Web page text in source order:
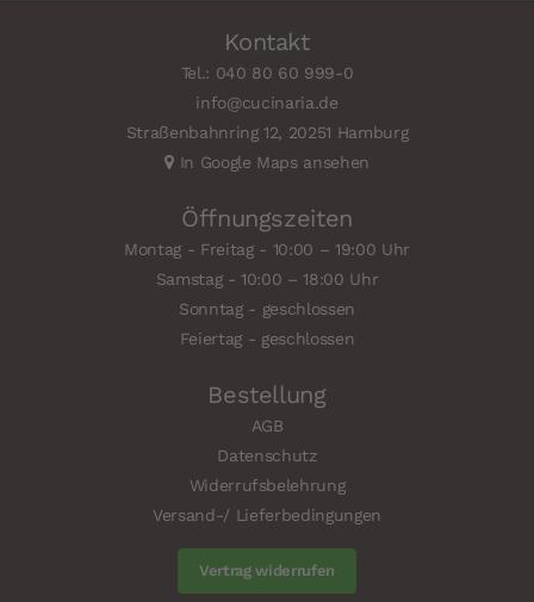
Kontakt
Tel.: 040 80 60 999-0
info@cucinaria.de
Straßenbahnring 12, 20251 Hamburg
In Google Maps ansehen
Öffnungszeiten
Montag - Freitag - 10:00 – 19:00 Uhr
Samstag - 10:00 – 18:00 Uhr
Sonntag - geschlossen
Feiertag - geschlossen
Bestellung
AGB
Datenschutz
Widerrufsbelehrung
Versand-/ Lieferbedingungen
Vertrag widerrufen